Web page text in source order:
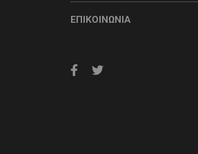
ΕΠΙΚΟΙΝΩΝΊΑ